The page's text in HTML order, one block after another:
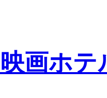
画ホ